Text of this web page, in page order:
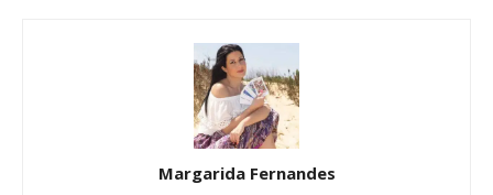
Margarida Fernandes